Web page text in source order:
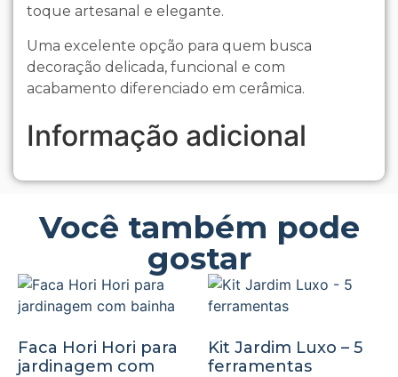
toque artesanal e elegante.
Uma excelente opção para quem busca
decoração delicada, funcional e com
acabamento diferenciado em cerâmica.
Informação adicional
Você também pode
gostar
Faca Hori Hori para
jardinagem com
Kit Jardim Luxo – 5
ferramentas